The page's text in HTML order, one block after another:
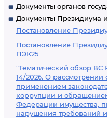
Документы органов
Документы Президиума
Постановление
Постановление
ПЭК25
"Тематический обзор
14/2026. О рассмотрении
применением
коррупции и
Федерации имущества,
нарушения требований